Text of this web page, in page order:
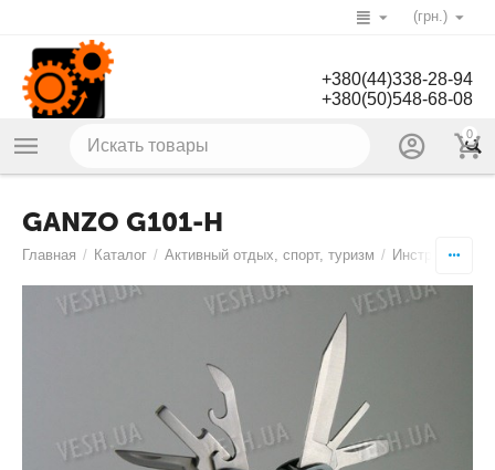
(грн.)
+380(44)338-28-94
+380(50)548-68-08
0
GANZO G101-H
Главная / Каталог / Активный отдых, спорт, туризм / Инструменты